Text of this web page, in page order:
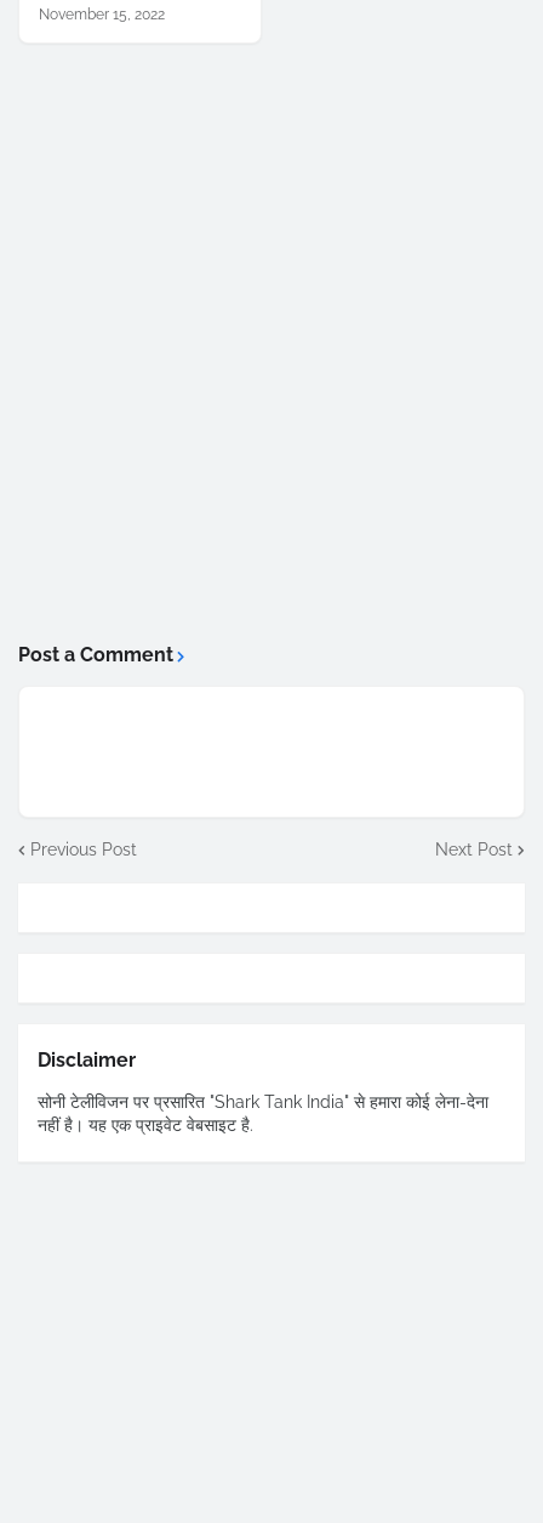
November 15, 2022
Post a Comment
Previous Post Next Post
Disclaimer
सोनी टेलीविजन पर प्रसारित "Shark Tank India" से हमारा कोई लेना-देना
नहीं है। यह एक प्राइवेट वेबसाइट है.